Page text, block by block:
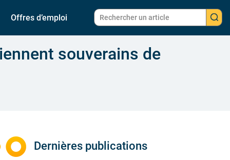
Offres d’emploi
souverains de
Dernières publications